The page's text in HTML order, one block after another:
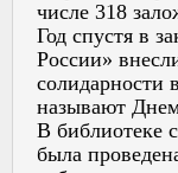
числе 318
Год спустя в
России»
солидарности
называют
В библиотеке
была